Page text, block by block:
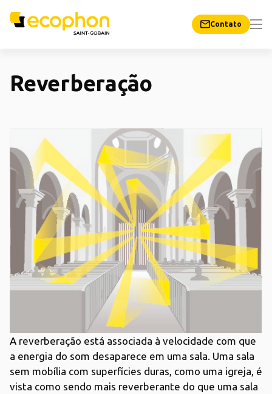
Contato
Reverberação
A reverberação está associada à velocidade com que
a energia do som desaparece em uma sala. Uma sala
sem mobília com superfícies duras, como uma igreja, é
vista como sendo mais reverberante do que uma sala